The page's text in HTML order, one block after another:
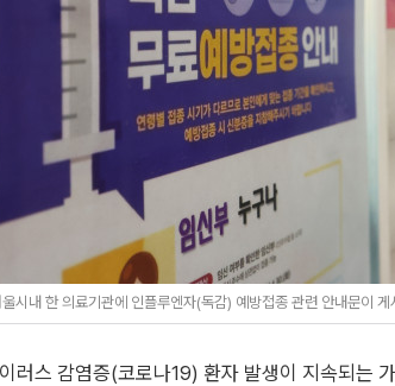
시내 한 의료기관에 인플루엔자(독감) 예방접종 관련 안내문이 게
러스 감염증(코로나19) 환자 발생이 지속되는